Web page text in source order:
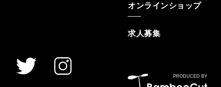
オンラインショップ
求人募集
PRODUCED BY